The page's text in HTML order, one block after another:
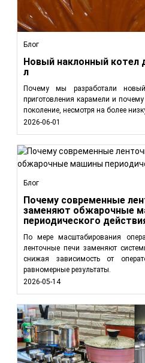
Блог
Новый наклонный котел
л
Почему мы разработали
приготовления карамели и
поколение, несмотря на более
2026-06-01
Блог
Почему современные
заменяют обжарочные
периодического
По мере масштабирования
ленточные печи заменяют
снижая зависимость от
равномерные результаты.
2026-05-14